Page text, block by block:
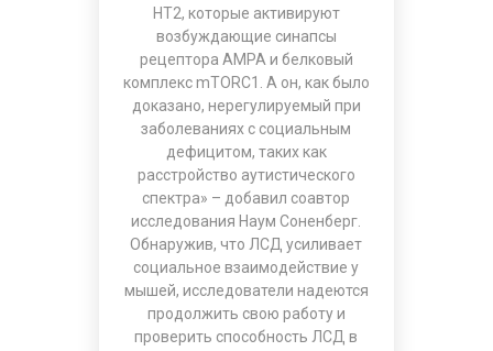
HT2, которые активируют
возбуждающие синапсы
рецептора AMPA и белковый
комплекс mTORC1. А он, как было
доказано, нерегулируемый при
заболеваниях с социальным
дефицитом, таких как
расстройство аутистического
спектра» – добавил соавтор
исследования Наум Соненберг.
Обнаружив, что ЛСД усиливает
социальное взаимодействие у
мышей, исследователи надеются
продолжить свою работу и
проверить способность ЛСД в